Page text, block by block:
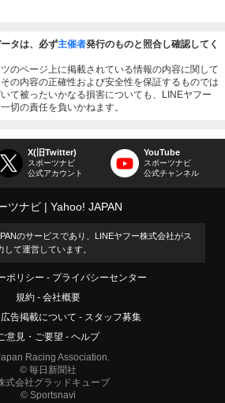
タは、必ず主催者発行のものと照合し確認してく
のページ上に掲載されている情報の内容に関して
の内容の正確性および安全性を保証するものでは
て被ったいかなる損害についても、LINEヤフー
切の責任を負いかねます。
X(旧Twitter)
スポーツナビ
公式アカウント
YouTube
スポーツナビ
公式チャンネル
ツナビ Yahoo! JAPAN
のサービスであり、LINEヤフー株式会社がス
て運営しています。
ポリシー
プライバシーセンター
規約
会社概要
広告掲載について
スタッフ募集
意見・ご要望
ヘルプ
Racing Association.
© 毎日新聞社
式会社グラッドキューブ
© Sportsnavi